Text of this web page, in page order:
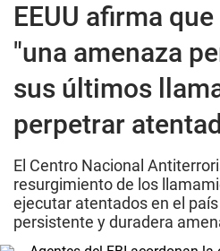
EEUU afirma
"una amenaza
sus últimos
perpetrar
El Centro Nacional
resurgimiento de los
ejecutar atentados en el
persistente y duradera